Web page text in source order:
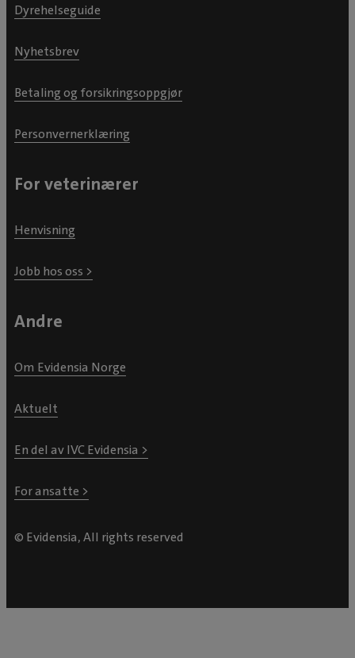
Dyrehelseguide
Nyhetsbrev
Betaling og forsikringsoppgjør
Personvernerklæring
For veterinærer
Henvisning
Jobb hos oss >
Andre
Om Evidensia Norge
Aktuelt
En del av IVC Evidensia >
For ansatte >
© Evidensia, All rights reserved